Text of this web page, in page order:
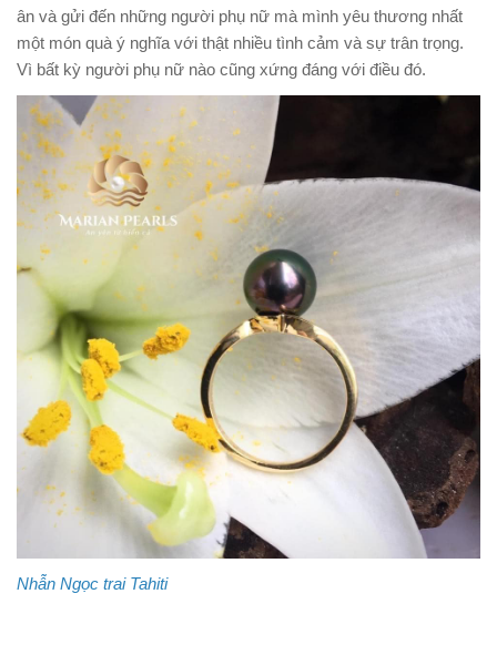
ân và gửi đến những người phụ nữ mà mình yêu thương nhất
một món quà ý nghĩa với thật nhiều tình cảm và sự trân trọng.
Vì bất kỳ người phụ nữ nào cũng xứng đáng với điều đó.
Nhẫn Ngọc trai Tahiti